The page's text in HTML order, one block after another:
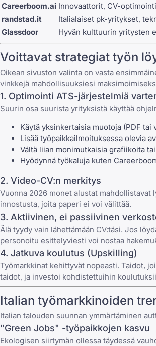
Careerboom.ai Innovaattorit, CV-
randstad.it
Italialaiset pk-yritykset,
Glassdoor
Hyvän kulttuurin yritysten
Voittavat strategiat työn
Oikean sivuston valinta on vasta
vinkkejä mahdollisuuksiesi
1. Optimointi ATS-järjestelmiä
Suurin osa suurista yrityksistä käyttää
Käytä yksinkertaisia muotoja (PDF tai
Lisää työpaikkailmoituksessa olevia
Vältä liian monimutkaisia grafiikoita
Hyödynnä työkaluja kuten
2. Video-CV:n merkitys
Vuonna 2026 monet alustat
innostusta, joita paperi ei voi välittää.
3. Aktiivinen, ei passiivinen
Älä tyydy vain lähettämään CV:täsi. Jos
personoitu esittelyviesti voi nostaa
4. Jatkuva koulutus (Upskilling)
Työmarkkinat kehittyvät nopeasti. Taidot,
taidot, ja investoi kohdistettuihin
Italian työmarkkinoiden
Italian talouden suunnan ymmärtäminen
"Green Jobs" -työpaikkojen kasvu
Ekologisen siirtymän ollessa täydessä